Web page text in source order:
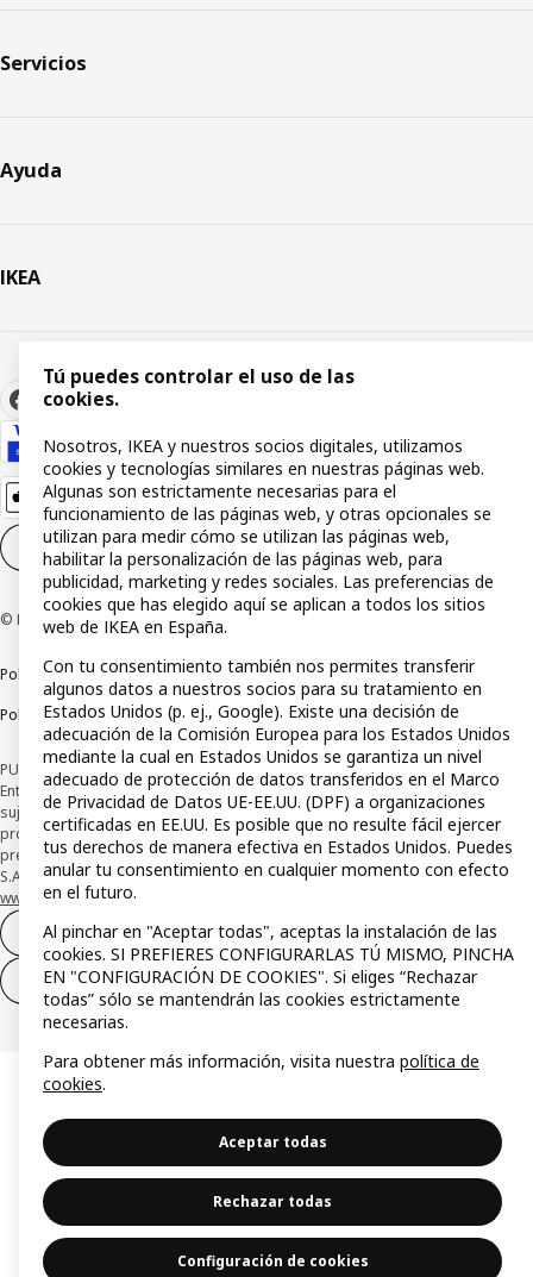
Servicios
Ayuda
IKEA
Configuración de cookies ES
© Inter IKEA Systems B.V 1999-2026
Política de privacidadPolítica de cookiesTérminos y condiciones
Política de divulgación responsable
PUBLICIDAD: *Financiación a través de la tarjeta IKEA VISA emitida por la
Entidad de Pago híbrida CaixaBank Payments & Consumer, E.F.C., E.P., S.A.U., y
sujeta a su organización. La entidad ha escogido como sistema de
protección de los fondos recibidos de usuarios de servicios de pago que
presta su depósito en una cuenta bancaria separada abierta en CaixaBank,
S.A. Conoce más acerca de las formas de pago de tu tarjeta aquí:
www.caixabankpc.com/es/productos
Desistimiento del contrato
Desistimiento de solo servicios
Tú puedes controlar el uso de las
cookies.
Nosotros, IKEA y nuestros socios digitales, utilizamos
cookies y tecnologías similares en nuestras páginas web.
Algunas son estrictamente necesarias para el
funcionamiento de las páginas web, y otras opcionales se
utilizan para medir cómo se utilizan las páginas web,
habilitar la personalización de las páginas web, para
publicidad, marketing y redes sociales. Las preferencias de
cookies que has elegido aquí se aplican a todos los sitios
web de IKEA en España.
Con tu consentimiento también nos permites transferir
algunos datos a nuestros socios para su tratamiento en
Estados Unidos (p. ej., Google). Existe una decisión de
adecuación de la Comisión Europea para los Estados Unidos
mediante la cual en Estados Unidos se garantiza un nivel
adecuado de protección de datos transferidos en el Marco
de Privacidad de Datos UE-EE.UU. (DPF) a organizaciones
certificadas en EE.UU. Es posible que no resulte fácil ejercer
tus derechos de manera efectiva en Estados Unidos. Puedes
anular tu consentimiento en cualquier momento con efecto
en el futuro.
Al pinchar en "Aceptar todas", aceptas la instalación de las
cookies. SI PREFIERES CONFIGURARLAS TÚ MISMO, PINCHA
EN "CONFIGURACIÓN DE COOKIES". Si eliges “Rechazar
todas” sólo se mantendrán las cookies estrictamente
necesarias.
Para obtener más información, visita nuestra política de
cookies.
Aceptar todas
Rechazar todas
Configuración de cookies